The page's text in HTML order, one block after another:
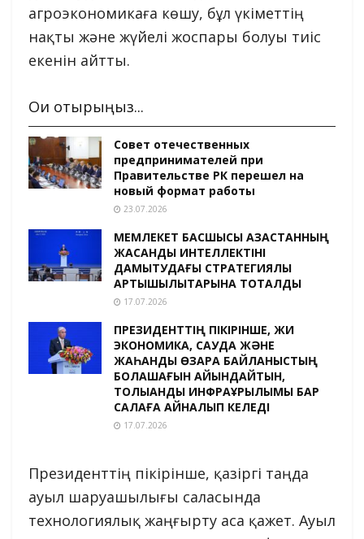
агроэкономикаға көшу, бұл үкіметтің
нақты және жүйелі жоспары болуы тиіс
екенін айтты.
Оқи отырыңыз...
Совет отечественных
предпринимателей при
Правительстве РК перешел на
новый формат работы
23.07.2026
МЕМЛЕКЕТ БАСШЫСЫ ҚАЗАҚСТАННЫҢ
ЖАСАНДЫ ИНТЕЛЛЕКТІНІ
ДАМЫТУДАҒЫ СТРАТЕГИЯЛЫҚ
АРТЫҚШЫЛЫҚТАРЫНА ТОҚТАЛДЫ
17.07.2026
ПРЕЗИДЕНТТІҢ ПІКІРІНШЕ, ЖИ
ЭКОНОМИКА, САУДА ЖӘНЕ
ЖАҺАНДЫҚ ӨЗАРА БАЙЛАНЫСТЫҢ
БОЛАШАҒЫН АЙҚЫНДАЙТЫН,
ТОЛЫҚҚАНДЫ ИНФРАҚҰРЫЛЫМЫ БАР
САЛАҒА АЙНАЛЫП КЕЛЕДІ
17.07.2026
Президенттің пікірінше, қазіргі таңда
ауыл шаруашылығы саласында
технологиялық жаңғырту аса қажет. Ауыл